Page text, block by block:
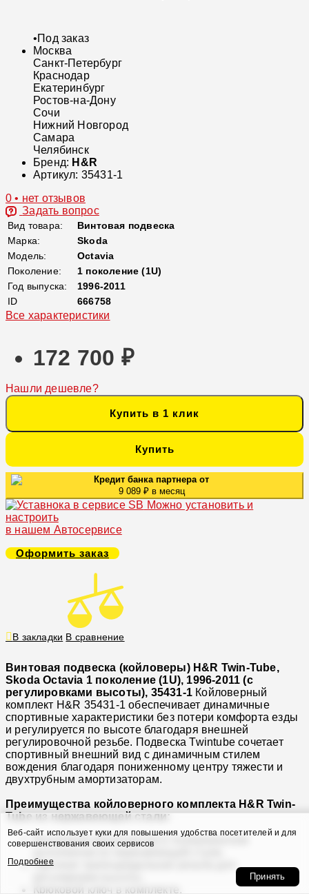
•Под заказ
Москва
Санкт-Петербург
Краснодар
Екатеринбург
Ростов-на-Дону
Сочи
Нижний Новгород
Самара
Челябинск
Бренд: H&R
Артикул: 35431-1
0 • нет отзывов
Задать вопрос
Вид товара:
Винтовая подвеска
Марка:
Skoda
Модель:
Octavia
Поколение:
1 поколение (1U)
Год выпуска:
1996-2011
ID
666758
Все характеристики
172 700 ₽
Нашли дешевле?
Купить в 1 клик
Купить
Кредит банка партнера от
9 089 ₽ в месяц
Можно установить и
настроить
в нашем Автосервисе
Оформить заказ
В закладки В сравнение
Винтовая подвеска (койловеры) H&R Twin-Tube,
Skoda Octavia 1 поколение (1U), 1996-2011 (с
регулировками высоты), 35431-1 Койловерный
комплект H&R 35431-1 обеспечивает динамичные
спортивные характеристики без потери комфорта езды
и регулируется по высоте благодаря внешней
регулировочной резьбе. Подвеска Twintube сочетает
спортивный внешний вид с динамичным стилем
вождения благодаря пониженному центру тяжести и
двухтрубным амортизаторам.
Преимущества койловерного комплекта H&R Twin-
Tube из нержавеющей стали:
Резьбовой амортизатор в полированном
Прочная трапецеидальная резьба для
Крюковой ключ в комплекте.
Веб-сайт использует куки для повышения удобства посетителей и для
совершенствования своих сервисов
Подробнее
Принять